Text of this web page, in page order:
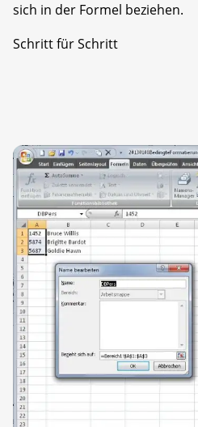
sich in der Formel beziehen.
Schritt für Schritt